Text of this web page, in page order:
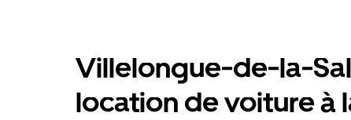
Villelongue-de-la-
location de voiture à